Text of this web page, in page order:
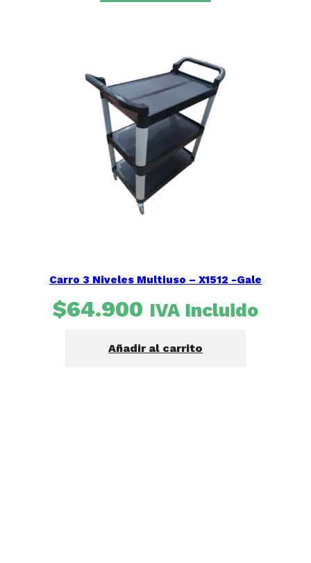
Carro 3 Niveles Multiuso – X1512 -Gale
$64.900 IVA Incluido
Añadir al carrito